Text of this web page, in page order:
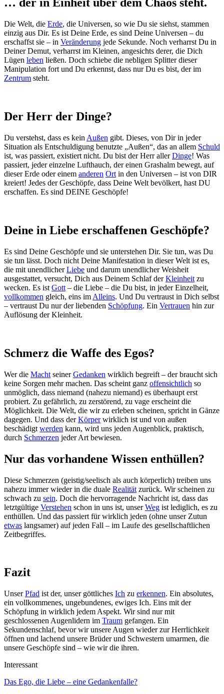
… der in Einheit über dem Chaos steht.
Die Welt, die Erde, die Universen, so wie Du sie siehst, stammen
einzig aus Dir. Es ist Deine Erde, es sind Deine Universen – du
erschaffst sie – in Veränderung jede Sekunde. Noch verharrst Du in
Deiner Demut, verharrst im Kleinen, angesichts derer, die Dich
Lügen leben ließen. Doch schiebe die nebligen Splitter dieser
Manipulation fort und Du erkennst, dass nur Du es bist, der im
Zentrum steht.
Der Herr der Dinge?
Du verstehst, dass es kein Außen gibt. Dieses, von Dir in jeder
Situation als Entschuldigung benutzte „Außen“, das an allem Schuld
ist, was passiert, existiert nicht. Du bist der Herr allerDinge! Was
passiert, jeder einzelne Lufthauch, der einen Grashalm bewegt, auf
dieser Erde oder einem anderen Ort in den Universen – ist von DIR
kreiert! Jedes der Geschöpfe, dass Deine Welt bevölkert, hast DU
erschaffen. Es sind DEINE Geschöpfe!
Deine in Liebe erschaffenen Geschöpfe?
Es sind Deine Geschöpfe und sie unterstehen Dir. Sie tun, was Du
sie tun lässt. Doch nicht Deine Manifestation in dieser Welt ist es,
die mit unendlicherLiebe und darum unendlicher Weisheit
ausgestattet, versucht, Dich aus Deinem Schlaf derKleinheit zu
wecken. Es ist Gott – die Liebe – die Du bist, in jeder Einzelheit,
vollkommen gleich, eins im Alleins. Und Du vertraust in Dich selbst
– vertraust Du nur der liebenden Schöpfung. Ein Vertrauen hin zur
Auflösung der Kleinheit.
Schmerz die Waffe des Egos?
Wer die Macht seinerGedanken wirklich begreift – der braucht sich
keine Sorgen mehr machen. Das scheint ganz offensichtlich so
unmöglich, dass niemand (nahezu niemand) es überhaupt erst
probiert. Zu gefährlich, zu zerstörend, zu vage erscheint die
Möglichkeit. Die Welt, die wir zu erleben scheinen, spricht in Gänze
dagegen. Und dass derKörperwirklich ist und von außen
beschädigt werden kann, wird uns jeden Augenblick, praktisch,
durch Schmerzen jeder Art bewiesen.
Nur das vorhandene Wissen enthüllen?
Diese Schmerzen (geistig/seelisch als auch körperlich) treiben uns
nahezu immer wieder in die duale Realität zurück. Wir scheinen zu
schwach zu sein. Doch die hervorragende Nachricht ist, dass das
letztgültige Verstehen schon in uns ist, unserWeg ist lediglich, es zu
enthüllen. Und das passiert für wirklich jeden (ohne unser Zutun
etwas langsamer) auf jeden Fall – im Laufe des gesellschaftlichen
Zeitbegriffes.
Fazit
UnserPfad ist der, unser göttliches Ich zu erkennen. Ein absolutes,
ein vollkommenes, ungebundenes, ewiges Ich. Eins mit der
Schöpfung in wirklich jedem Aspekt. Wir sind nur mit
geschlossenen Augenlidern im Traum gefangen. Ein
Sekundenschlaf, bevor wir unsere Augen wieder zur Herrlichkeit
öffnen und lachend unsere Brüder und Schwestern umarmen, die
unsere Geschöpfe sind – wie wir die ihren.
Interessant
Das Ego, die Liebe – eine Gedankenfalle?